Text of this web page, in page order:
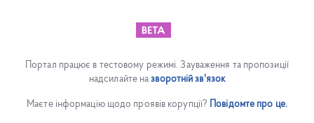
Портал працює в тестовому режимі. Зауваження та пропозиції
надсилайте назворотній зв'язок
Маєте інформацію щодо проявів корупції? Повідомте про це.